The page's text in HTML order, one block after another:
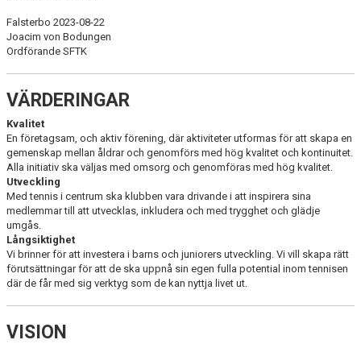
3 DAGARS VUXENCAMP SOMMAR 2026
ANMÄLAN TENNISSKOLA HT26/VT27
TRYGG TENNIS
Falsterbo 2023-08-22
Joacim von Bodungen
Ordförande SFTK
VÄRDERINGAR
Kvalitet
En företagsam, och aktiv förening, där aktiviteter utformas för att skapa en
gemenskap mellan åldrar och genomförs med hög kvalitet och kontinuitet.
Alla initiativ ska väljas med omsorg och genomföras med hög kvalitet.
Utveckling
Med tennis i centrum ska klubben vara drivande i att inspirera sina
medlemmar till att utvecklas, inkludera och med trygghet och glädje
umgås.
Långsiktighet
Vi brinner för att investera i barns och juniorers utveckling. Vi vill skapa rätt
förutsättningar för att de ska uppnå sin egen fulla potential inom tennisen
där de får med sig verktyg som de kan nyttja livet ut.
VISION